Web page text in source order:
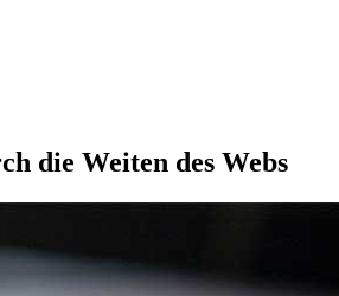
die Weiten des Webs